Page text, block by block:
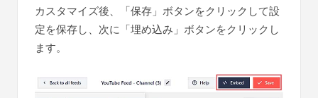
カスタマイズ後、「保存」ボタンをクリックして設
定を保存し、次に「埋め込み」ボタンをクリックし
ます。